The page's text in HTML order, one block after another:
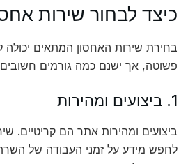
כיצד לבחור שירות
בחירת שירות האחסון המתאים יכולה
פשוטה, אך ישנם כמה גורמים
1. ביצועים ומהירות
ביצועים ומהירות אתר הם קריטיים.
לחפש מידע על זמני העבודה של